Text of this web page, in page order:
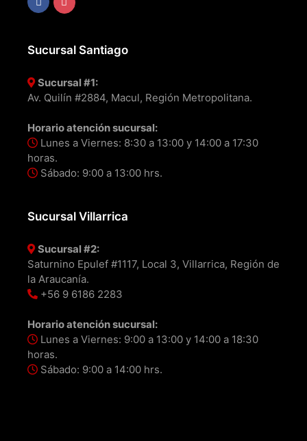
Sucursal Santiago
Sucursal #1:
Av. Quilín #2884, Macul, Región Metropolitana.
Horario atención sucursal:
Lunes a Viernes: 8:30 a 13:00 y 14:00 a 17:30
horas.
Sábado: 9:00 a 13:00 hrs.
Sucursal Villarrica
Sucursal #2:
Saturnino Epulef #1117, Local 3, Villarrica, Región de
la Araucanía.
+56 9 6186 2283
Horario atención sucursal:
Lunes a Viernes: 9:00 a 13:00 y 14:00 a 18:30
horas.
Sábado: 9:00 a 14:00 hrs.